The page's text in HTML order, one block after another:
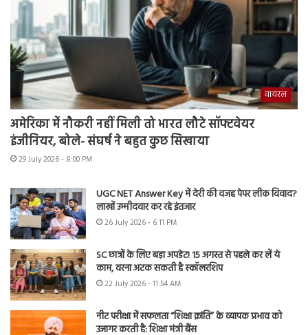
वायरल
अमेरिका में नौकरी नहीं मिली तो भारत लौटे सॉफ्टवेयर
इंजीनियर, बोले- संघर्ष ने बहुत कुछ सिखाया
29 July 2026 - 8:00 PM
UGC NET Answer Key में देरी की वजह पेपर लीक विवाद?
लाखों उम्मीदवार कर रहे इंतजार
26 July 2026 - 6:11 PM
SC छात्रों के लिए बड़ा अपडेट! 15 अगस्त से पहले कर लें ये
काम, वरना अटक सकती है स्कॉलरशिप
22 July 2026 - 11:54 AM
नीट परीक्षा में सफलता “शिक्षा क्रांति” के व्यापक प्रभाव को
उजागर करती है: शिक्षा मंत्री बैंस